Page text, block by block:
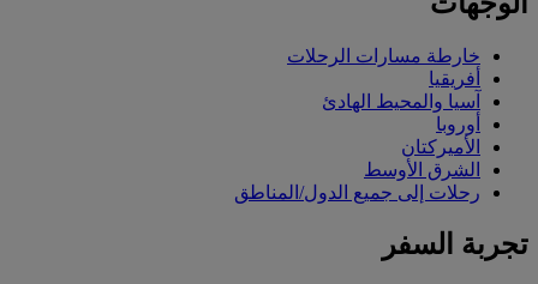
خارطة مسارات الرحلات
أفريقيا
آسيا والمحيط الهادئ
أوروبا
الأميركتان
الشرق الأوسط
رحلات إلى جميع الدول/المناطق
تجربة السفر